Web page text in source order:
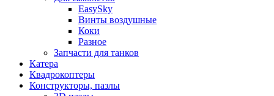
EasySky
Винты воздушные
Коки
Разное
Запчасти для танков
Катера
Квадрокоптеры
Конструкторы, пазлы